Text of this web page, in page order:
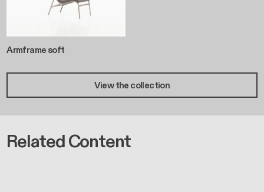
Armframe soft
View the collection
Related Content